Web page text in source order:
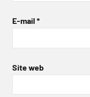
E-mail *
Site web